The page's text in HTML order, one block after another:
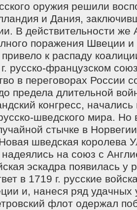
оружия решили
и Дания,
В действительности же
поражения Швеции
к распаду
г. русско-французском
в переговорах России
предела длительной
конгресс,
шведского мира. Но
стычке в
шведская королева
на союз с
эскадра появилась у
в 1719 г. русские
и, нанеся ряд удачных
флот одержал